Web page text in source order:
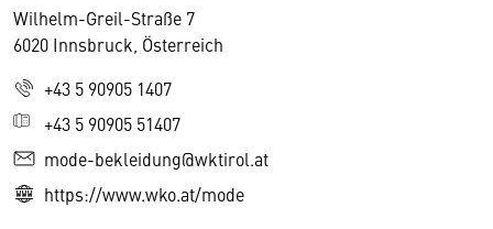
Wilhelm-Greil-Straße 7
6020 Innsbruck, Österreich
+43 5 90905 1407
+43 5 90905 51407
mode-bekleidung@wktirol.at
https://www.wko.at/mode